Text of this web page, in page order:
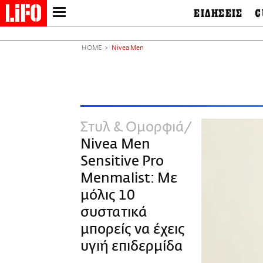
NEWSLETTER
ΑΜΠΑ
PRINT
ΕΙΔΗΣΕΙΣ
&
HOME Nivea Men
Στυλ & Ομορφιά
Nivea Men
Sensitive Pro
Menmalist: Με
μόλις 10
συστατικά
μπορείς να έχεις
υγιή επιδερμίδα